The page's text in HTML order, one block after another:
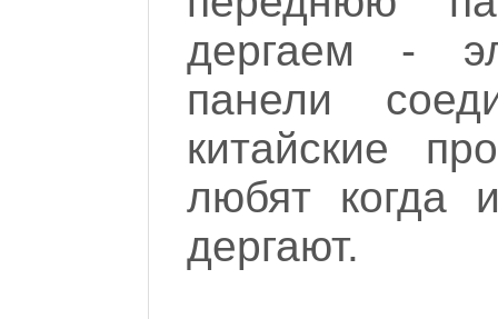
дергаем -
панели
китайские
любят когда
дергают.